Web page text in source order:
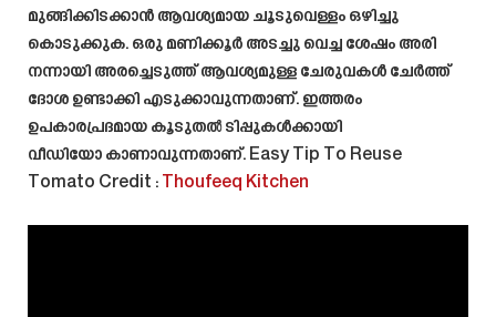
മുങ്ങിക്കിടക്കാൻ ആവശ്യമായ ചൂടുവെള്ളം ഒഴിച്ചു
കൊടുക്കുക. ഒരു മണിക്കൂർ അടച്ചു വെച്ച ശേഷം അരി
നന്നായി അരച്ചെടുത്ത് ആവശ്യമുള്ള ചേരുവകൾ ചേർത്ത്
ദോശ ഉണ്ടാക്കി എടുക്കാവുന്നതാണ്. ഇത്തരം
ഉപകാരപ്രദമായ കൂടുതൽ ടിപ്പുകൾക്കായി
വീഡിയോ കാണാവുന്നതാണ്. Easy Tip To Reuse
Tomato Credit : Thoufeeq Kitchen